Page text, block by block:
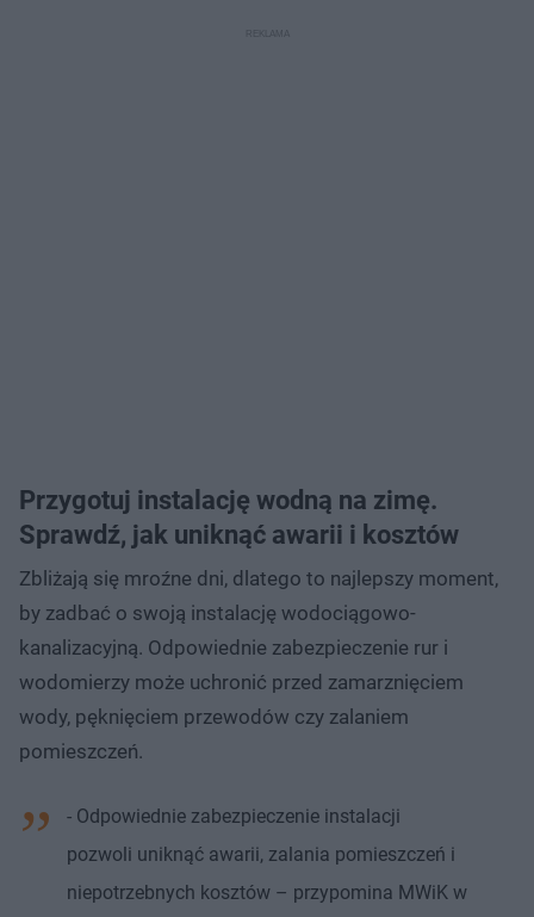
Przygotuj instalację wodną na zimę.
Sprawdź, jak uniknąć awarii i kosztów
Zbliżają się mroźne dni, dlatego to najlepszy moment,
by zadbać o swoją instalację wodociągowo-
kanalizacyjną. Odpowiednie zabezpieczenie rur i
wodomierzy może uchronić przed zamarznięciem
wody, pęknięciem przewodów czy zalaniem
pomieszczeń.
- Odpowiednie zabezpieczenie instalacji
pozwoli uniknąć awarii, zalania pomieszczeń i
niepotrzebnych kosztów – przypomina MWiK w